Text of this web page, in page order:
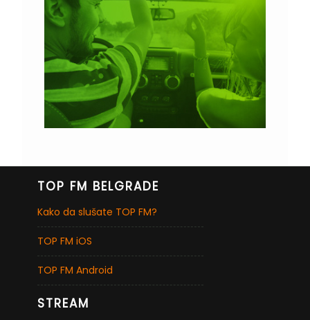
TOP FM BELGRADE
Kako da slušate TOP FM?
TOP FM iOS
TOP FM Android
STREAM